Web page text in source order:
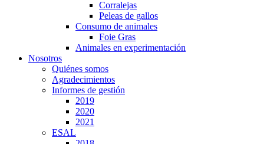
Corralejas
Peleas de gallos
Consumo de animales
Foie Gras
Animales en experimentación
Nosotros
Quiénes somos
Agradecimientos
Informes de gestión
2019
2020
2021
ESAL